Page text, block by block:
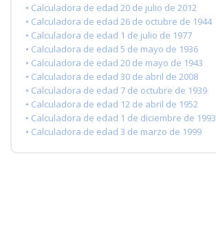
• Calculadora de edad 20 de julio de 2012
• Calculadora de edad 26 de octubre de 1944
• Calculadora de edad 1 de julio de 1977
• Calculadora de edad 5 de mayo de 1936
• Calculadora de edad 20 de mayo de 1943
• Calculadora de edad 30 de abril de 2008
• Calculadora de edad 7 de octubre de 1939
• Calculadora de edad 12 de abril de 1952
• Calculadora de edad 1 de diciembre de 1993
• Calculadora de edad 3 de marzo de 1999